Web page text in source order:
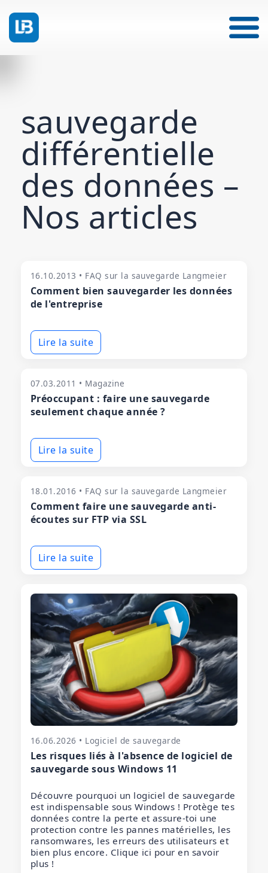
sauvegarde
différentielle
des données –
Nos articles
16.10.2013 • FAQ sur la sauvegarde Langmeier
Comment bien sauvegarder les données
de l'entreprise
Lire la suite
07.03.2011 • Magazine
Préoccupant : faire une sauvegarde
seulement chaque année ?
Lire la suite
18.01.2016 • FAQ sur la sauvegarde Langmeier
Comment faire une sauvegarde anti-
écoutes sur FTP via SSL
Lire la suite
16.06.2026 • Logiciel de sauvegarde
Les risques liés à l'absence de logiciel de
sauvegarde sous Windows 11
Découvre pourquoi un logiciel de sauvegarde
est indispensable sous Windows ! Protège tes
données contre la perte et assure-toi une
protection contre les pannes matérielles, les
ransomwares, les erreurs des utilisateurs et
bien plus encore. Clique ici pour en savoir
plus !